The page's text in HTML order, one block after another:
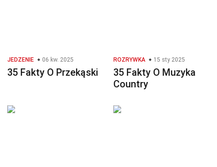
JEDZENIE 06 kw. 2025
35 Fakty O Przekąski
ROZRYWKA 15 sty 2025
35 Fakty O Muzyka
Country